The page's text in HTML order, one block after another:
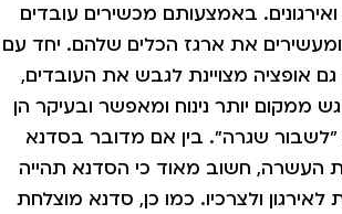
באמצעותם מכשירים עובדים
את ארגז הכלים שלהם. יחד עם
אופציה מצויינת לגבש את העובדים,
ממקום יותר נינוח ומאפשר ובעיקר הן
"לשבור שגרה". בין אם מדובר בסדנא
העשרה, חשוב מאוד כי הסדנא תהייה
לאירגון ולצרכיו. כמו כן, סדנא מוצלחת